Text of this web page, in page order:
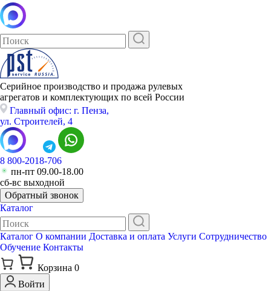
Серийное производство и продажа рулевых
агрегатов и комплектующих по всей России
Главный офис: г. Пенза,
ул. Строителей, 4
8 800-2018-706
пн-пт 09.00-18.00
сб-вс выходной
Обратный звонок
Каталог
Каталог О компании Доставка и оплата Услуги Сотрудничество
Обучение Контакты
Корзина 0
Войти